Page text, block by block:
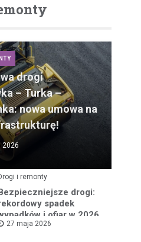
drogi
– Turka –
nowa umowa na
2026
i remonty
drogi:
spadek
i ofiar w 2026
27 maja 2026